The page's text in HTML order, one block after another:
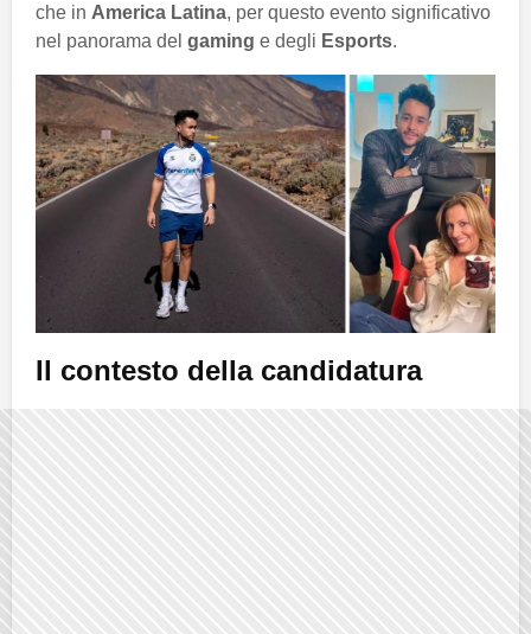
che in America Latina, per questo evento significativo
nel panorama del gaming e degli Esports.
Il contesto della candidatura